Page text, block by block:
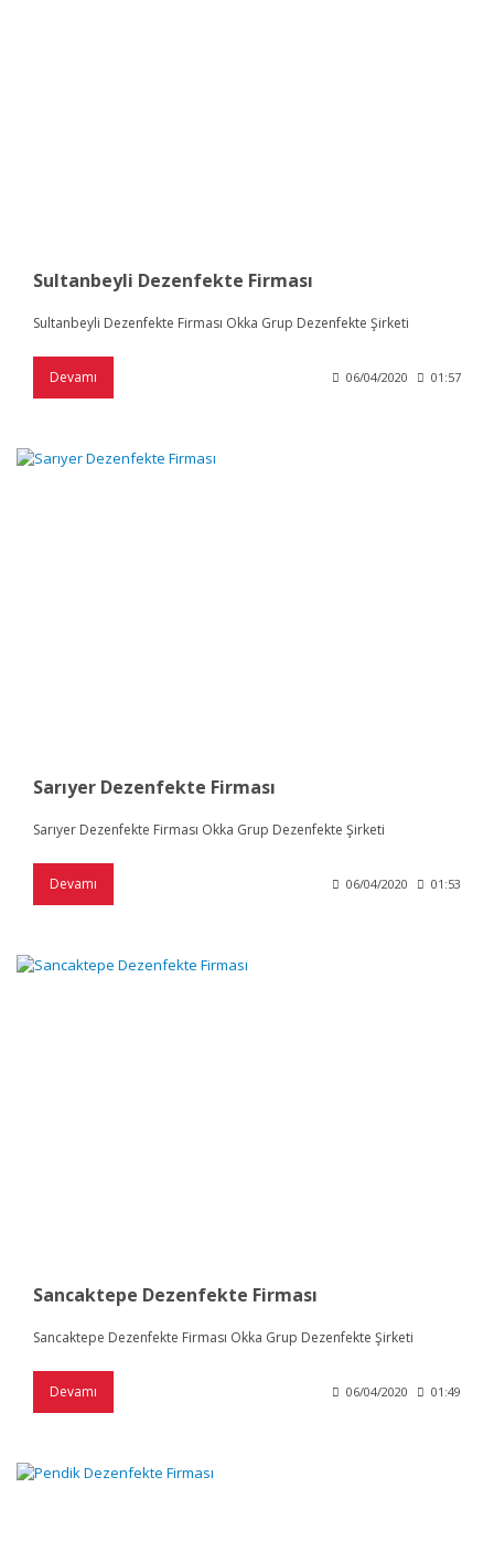
Sultanbeyli Dezenfekte Firması
Sultanbeyli Dezenfekte Firması Okka Grup Dezenfekte Şirketi
Devamı 06/04/2020 01:57
Sarıyer Dezenfekte Firması
Sarıyer Dezenfekte Firması Okka Grup Dezenfekte Şirketi
Devamı 06/04/2020 01:53
Sancaktepe Dezenfekte Firması
Sancaktepe Dezenfekte Firması Okka Grup Dezenfekte Şirketi
Devamı 06/04/2020 01:49